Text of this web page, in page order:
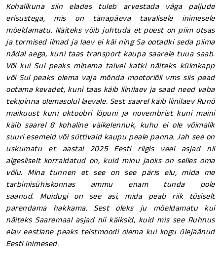
Kohalikuna siin elades tuleb arvestada väga paljude
erisustega, mis on tänapäeva tavalisele inimesele
mõeldamatu. Näiteks võib juhtuda et poest on piim otsas
ja tormised ilmad ja laev ei käi ning Sa ootadki seda piima
nädal aega, kuni taas transport kaupa saarele tuua saab.
Või kui Sul peaks minema talvel katki näiteks külmkapp
või Sul peaks olema vaja mõnda mootoriõli vms siis pead
ootama kevadet, kuni taas käib liinilaev ja saad need vaba
tekipinna olemasolul laevale. Sest saarel käib liinilaev Runö
maikuust kuni oktoobri lõpuni ja novembrist kuni maini
käib saarel 8 kohaline väikelennuk, kuhu ei ole võimalik
suuri esemeid või süttivaid kaupu peale panna. Jah see on
uskumatu et aastal 2025 Eesti riigis veel asjad nii
algesliselt korraldatud on, kuid minu jaoks on selles oma
võlu. Mina tunnen et see on see päris elu, mida me
tarbimisühiskonnas ammu enam tunda pole
saanud. Muidugi on see asi, mida peab riik tõsiselt
parendama hakkama. Sest oleks ju mõeldamatu kui
näiteks Saaremaal asjad nii käiksid, kuid mis see Ruhnus
elav eestlane peaks teistmoodi olema kui kogu ülejäänud
Eesti inimesed.